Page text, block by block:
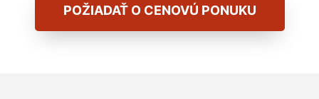
POŽIADAŤ O CENOVÚ PONUKU